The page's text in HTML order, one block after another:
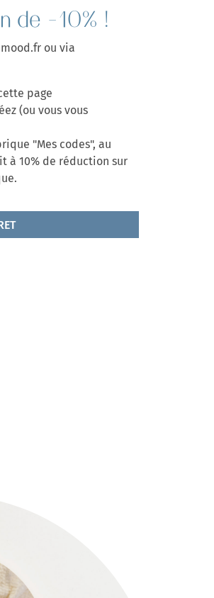
de -10% !
ou via
page
(ou vous vous
"Mes codes", au
à 10% de réduction sur